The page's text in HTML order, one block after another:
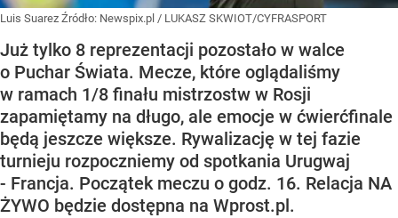
Luis Suarez Źródło: Newspix.pl / LUKASZ SKWIOT/CYFRASPORT
Już tylko 8 reprezentacji pozostało w walce
o Puchar Świata. Mecze, które oglądaliśmy
w ramach 1/8 finału mistrzostw w Rosji
zapamiętamy na długo, ale emocje w ćwierćfinale
będą jeszcze większe. Rywalizację w tej fazie
turnieju rozpoczniemy od spotkania Urugwaj
- Francja. Początek meczu o godz. 16. Relacja NA
ŻYWO będzie dostępna na Wprost.pl.